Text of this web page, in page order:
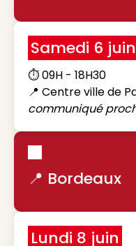
Samedi 6 juin
⏱️ 09H - 18H30
📍 Centre ville de
communiqué
📍 Bordeaux
Lundi 8 juin